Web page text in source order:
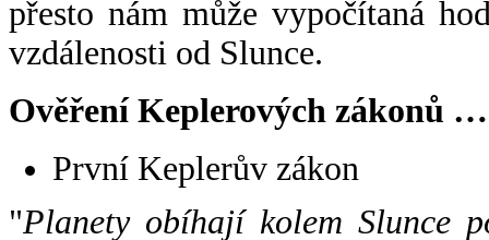
přesto nám může vypočítaná
vzdálenosti od Slunce.
Ověření Keplerových zákonů …
První Keplerův zákon
"Planety obíhají kolem Slunce